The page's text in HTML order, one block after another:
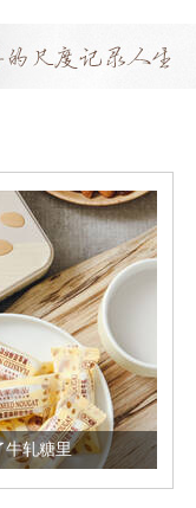
被列入佛家七